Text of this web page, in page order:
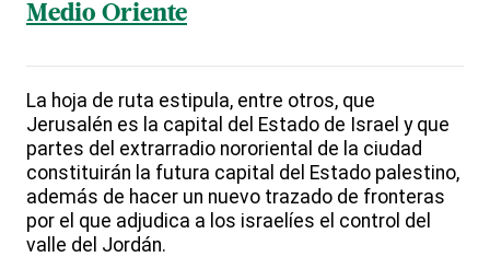
Medio Oriente
La hoja de ruta estipula, entre otros, que
Jerusalén es la capital del Estado de Israel y que
partes del extrarradio nororiental de la ciudad
constituirán la futura capital del Estado palestino,
además de hacer un nuevo trazado de fronteras
por el que adjudica a los israelíes el control del
valle del Jordán.